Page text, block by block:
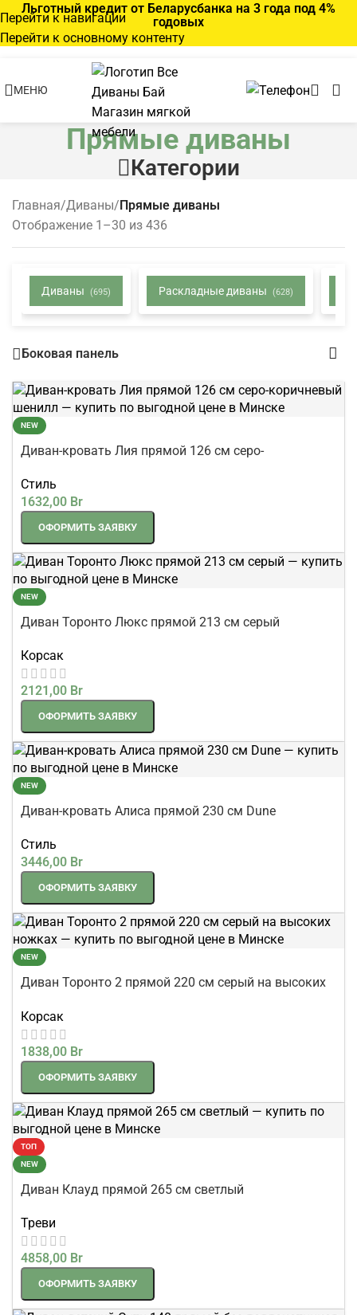
Перейти к навигации
Перейти к основному контенту
Льготный кредит от Беларусбанка на 3 года под 4%
годовых
МЕНЮ
Прямые диваны
Категории
Главная/Диваны/Прямые диваны
Отображение 1–30 из 436
Диваны (695) Раскладные диваны (628)
Боковая панель
NEW
Диван-кровать Лия прямой 126 см серо-
Стиль
1632,00 Br
ОФОРМИТЬ ЗАЯВКУ
NEW
Диван Торонто Люкс прямой 213 см серый
Корсак
2121,00 Br
ОФОРМИТЬ ЗАЯВКУ
NEW
Диван-кровать Алиса прямой 230 см Dune
Стиль
3446,00 Br
ОФОРМИТЬ ЗАЯВКУ
NEW
Диван Торонто 2 прямой 220 см серый на высоких
Корсак
1838,00 Br
ОФОРМИТЬ ЗАЯВКУ
ТОП
NEW
Диван Клауд прямой 265 см светлый
Треви
4858,00 Br
ОФОРМИТЬ ЗАЯВКУ